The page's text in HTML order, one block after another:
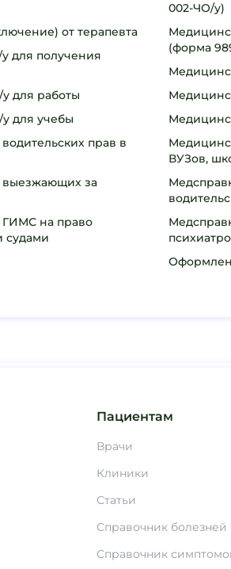
от терапевта
для получения
для работы
для учебы
прав в
выезжающих за
ГИМС на право
судами
002-ЧО/у)
(форма
ВУЗов,
Пациентам
Врачи
Клиники
Статьи
Справочник болезней
Справочник